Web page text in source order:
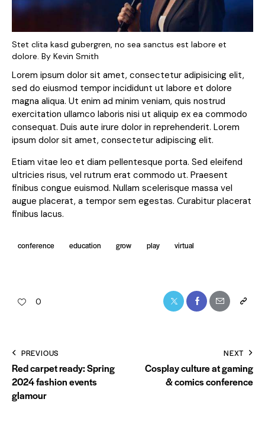
Stet clita kasd gubergren, no sea sanctus est labore et
dolore. By Kevin Smith
Lorem ipsum dolor sit amet, consectetur adipisicing elit,
sed do eiusmod tempor incididunt ut labore et dolore
magna aliqua. Ut enim ad minim veniam, quis nostrud
exercitation ullamco laboris nisi ut aliquip ex ea commodo
consequat. Duis aute irure dolor in reprehenderit. Lorem
ipsum dolor sit amet, consectetur adipiscing elit.
Etiam vitae leo et diam pellentesque porta. Sed eleifend
ultricies risus, vel rutrum erat commodo ut. Praesent
finibus congue euismod. Nullam scelerisque massa vel
augue placerat, a tempor sem egestas. Curabitur placerat
finibus lacus.
conference education grow play virtual
0
PREVIOUS
Red carpet ready: Spring
2024 fashion events
glamour
NEXT
Cosplay culture at gaming
& comics conference